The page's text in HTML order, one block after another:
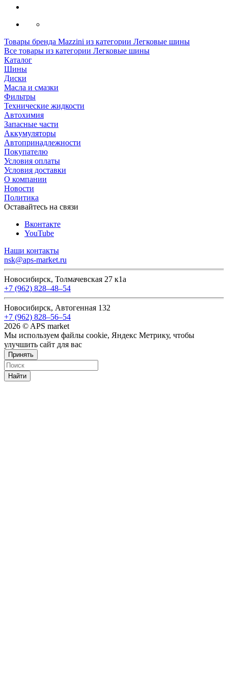
Товары бренда Mazzini из категории Легковые шины
Все товары из категории Легковые шины
Каталог
Шины
Диски
Масла и смазки
Фильтры
Технические жидкости
Автохимия
Запасные части
Аккумуляторы
Автопринадлежности
Покупателю
Условия оплаты
Условия доставки
О компании
Новости
Политика
Оставайтесь на связи
Вконтакте
YouTube
Наши контакты
nsk@aps-market.ru
Новосибирск, Толмачевская 27 к1а
+7 (962) 828‒48‒54
Новосибирск, Автогенная 132
+7 (962) 828‒56‒54
2026 © APS market
Мы используем файлы cookie, Яндекс Метрику, чтобы
улучшить сайт для вас
Принять
Найти